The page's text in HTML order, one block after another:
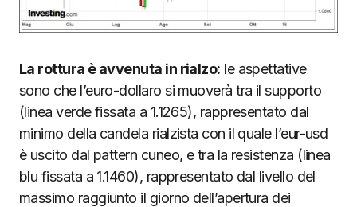
La rottura è avvenuta in rialzo: le aspettative
sono che l’euro-dollaro si muoverà tra il supporto
(linea verde fissata a 1.1265), rappresentato dal
minimo della candela rialzista con il quale l’eur-usd
è uscito dal pattern cuneo, e tra la resistenza (linea
blu fissata a 1.1460), rappresentato dal livello del
massimo raggiunto il giorno dell’apertura dei